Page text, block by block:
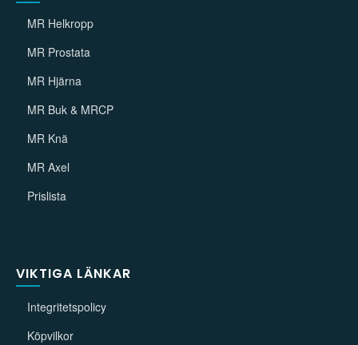
MR Helkropp
MR Prostata
MR Hjärna
MR Buk & MRCP
MR Knä
MR Axel
Prislista
VIKTIGA LÄNKAR
Integritetspolicy
Köpvilkor